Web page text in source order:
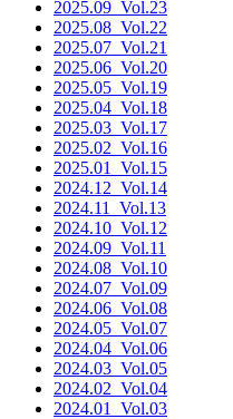
2025.09 _Vol.23
2025.08 _Vol.22
2025.07 _Vol.21
2025.06 _Vol.20
2025.05 _Vol.19
2025.04 _Vol.18
2025.03 _Vol.17
2025.02 _Vol.16
2025.01
_Vol.15
2024.12 _Vol.14
2024.11
_Vol.13
2024.10 _Vol.12
2024.09 _Vol.11
2024.08 _Vol.10
2024.07 _Vol.09
2024.06 _Vol.08
2024.05 _Vol.07
2024.04 _Vol.06
2024.03 _Vol.05
2024.02 _Vol.04
2024.01
_Vol.03